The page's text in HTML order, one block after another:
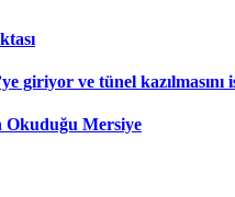
giriyor ve tünel kazılmasını
Okuduğu Mersiye